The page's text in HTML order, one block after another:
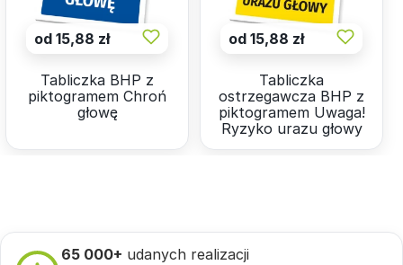
od 15,88 zł
Tabliczka BHP z
piktogramem Chroń
głowę
od 15,88 zł
Tabliczka
ostrzegawcza BHP z
piktogramem Uwaga!
Ryzyko urazu głowy
65 000+ udanych realizacji